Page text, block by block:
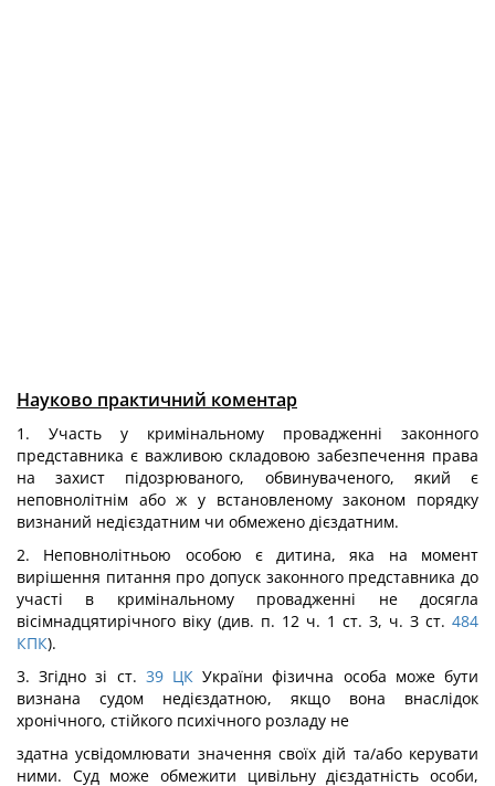
Науково практичний коментар
1. Участь у кримінальному провадженні законного
представника є важливою складовою забезпечення права
на захист підозрюваного, обвинуваченого, який є
неповнолітнім або ж у встановленому законом порядку
визнаний недієздатним чи обмежено дієздатним.
2. Неповнолітньою особою є дитина, яка на момент
вирішення питання про допуск законного представника до
участі в кримінальному провадженні не досягла
вісімнадцятирічного віку (див. п. 12 ч. 1 ст. З, ч. З ст. 484
КПК).
3. Згідно зі ст. 39 ЦК України фізична особа може бути
визнана судом недієздатною, якщо вона внаслідок
хронічного, стійкого психічного розладу не
здатна усвідомлювати значення своїх дій та/або керувати
ними. Суд може обмежити цивільну дієздатність особи,